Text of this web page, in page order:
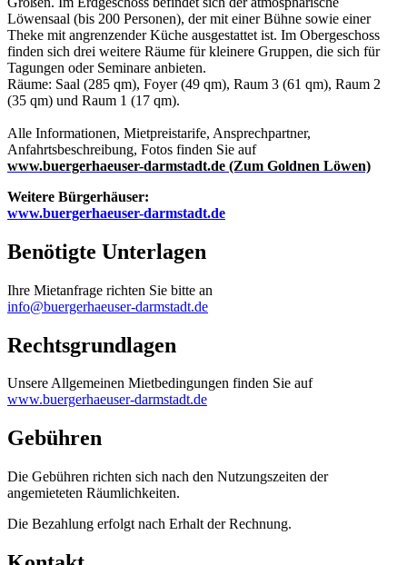
Löwensaal (bis 200 Personen), der mit einer Bühne sowie einer
Theke mit angrenzender Küche ausgestattet ist. Im Obergeschoss
finden sich drei weitere Räume für kleinere Gruppen, die sich für
Tagungen oder Seminare anbieten.
Räume: Saal (285 qm), Foyer (49 qm), Raum 3 (61 qm), Raum 2
(35 qm) und Raum 1 (17 qm).
Alle Informationen, Mietpreistarife, Ansprechpartner,
Anfahrtsbeschreibung, Fotos finden Sie auf
www.buergerhaeuser-darmstadt.de (Zum Goldnen Löwen)
Weitere Bürgerhäuser:
www.buergerhaeuser-darmstadt.de
Benötigte Unterlagen
Ihre Mietanfrage richten Sie bitte an
info@buergerhaeuser-darmstadt.de
Rechtsgrundlagen
Unsere Allgemeinen Mietbedingungen finden Sie auf
www.buergerhaeuser-darmstadt.de
Gebühren
Die Gebühren richten sich nach den Nutzungszeiten der
angemieteten Räumlichkeiten.
Die Bezahlung erfolgt nach Erhalt der Rechnung.